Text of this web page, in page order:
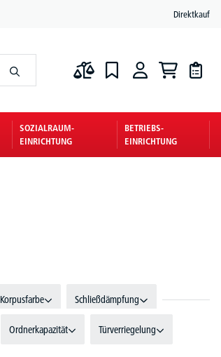
Direktkauf
SOZIALRAUM-
EINRICHTUNG
BETRIEBS-
EINRICHTUNG
Korpusfarbe Schließdämpfung
Ordnerkapazität Türverriegelung